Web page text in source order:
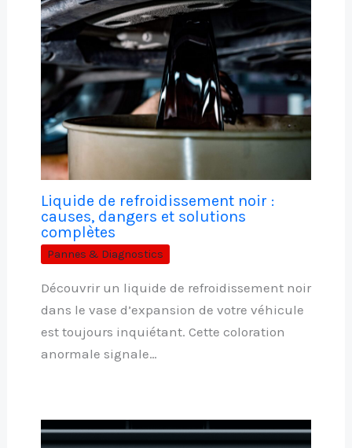
Liquide de refroidissement noir :
causes, dangers et solutions
complètes
Pannes & Diagnostics
Découvrir un liquide de refroidissement noir
dans le vase d’expansion de votre véhicule
est toujours inquiétant. Cette coloration
anormale signale…